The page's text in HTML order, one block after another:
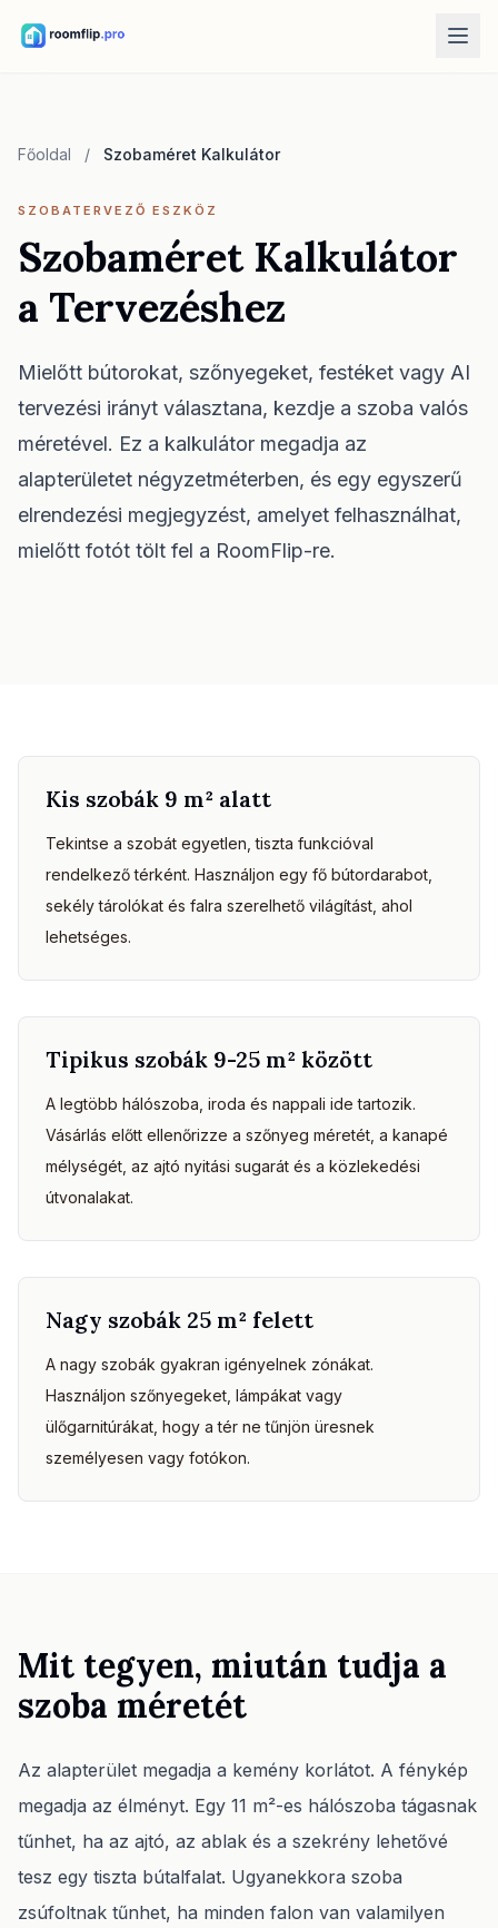
Tölts fel egy szobát, és hozz létre stílusirányt.
Bútorok átrendezése
Bútor kipróbálása a szobában
Nézd meg a kanapét, széket vagy asztalt vásárlás előtt.
Szoba terület kalkulátor
Számold ki a padlót és falakat tervezés előtt.
Szőnyegméret kalkulátor
Találj kiinduló szőnyegméretet a szobához.
Bútor illeszkedés ellenőrzés
Ellenőrizd a közlekedőket kanapé vagy asztal vásárlása előtt.
Bejelentkezés
Főoldal / Szobaméret Kalkulátor
SZOBATERVEZŐ ESZKÖZ
Szobaméret Kalkulátor
a Tervezéshez
Mielőtt bútorokat, szőnyegeket, festéket vagy AI
tervezési irányt választana, kezdje a szoba valós
méretével. Ez a kalkulátor megadja az
alapterületet négyzetméterben, és egy egyszerű
elrendezési megjegyzést, amelyet felhasználhat,
mielőtt fotót tölt fel a RoomFlip-re.
Kis szobák 9 m² alatt
Tekintse a szobát egyetlen, tiszta funkcióval
rendelkező térként. Használjon egy fő bútordarabot,
sekély tárolókat és falra szerelhető világítást, ahol
lehetséges.
Tipikus szobák 9-25 m² között
A legtöbb hálószoba, iroda és nappali ide tartozik.
Vásárlás előtt ellenőrizze a szőnyeg méretét, a kanapé
mélységét, az ajtó nyitási sugarát és a közlekedési
útvonalakat.
Nagy szobák 25 m² felett
A nagy szobák gyakran igényelnek zónákat.
Használjon szőnyegeket, lámpákat vagy
ülőgarnitúrákat, hogy a tér ne tűnjön üresnek
személyesen vagy fotókon.
Mit tegyen, miután tudja a
szoba méretét
Az alapterület megadja a kemény korlátot. A fénykép
megadja az élményt. Egy 11 m²-es hálószoba tágasnak
tűnhet, ha az ajtó, az ablak és a szekrény lehetővé
tesz egy tiszta bútalfalat. Ugyanekkora szoba
zsúfoltnak tűnhet, ha minden falon van valamilyen